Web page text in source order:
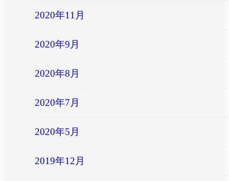
2020年11月
2020年9月
2020年8月
2020年7月
2020年5月
2019年12月